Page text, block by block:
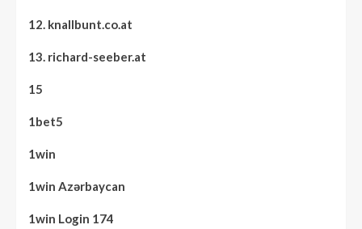
12. knallbunt.co.at
13. richard-seeber.at
15
1bet5
1win
1win Azərbaycan
1win Login 174